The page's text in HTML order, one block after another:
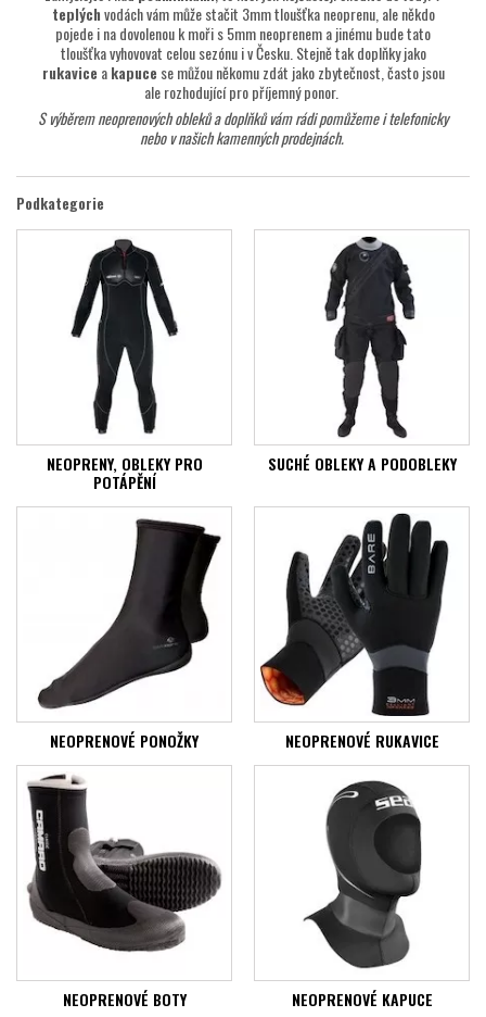
teplýchvodách vám může stačit 3mm tloušťka neoprenu, ale někdo
pojede i na dovolenou k moři s 5mm neoprenem a jinému bude tato
tloušťka vyhovovat celou sezónu i v Česku. Stejně tak doplňky jako
rukavice akapuce se můžou někomu zdát jako zbytečnost, často jsou
ale rozhodující pro příjemný ponor.
S výběrem neoprenových obleků a doplňkůvám rádi pomůžeme i telefonicky
nebo v našich kamenných prodejnách.
Podkategorie
NEOPRENY, OBLEKY PRO
POTÁPĚNÍ
SUCHÉ OBLEKY A PODOBLEKY
NEOPRENOVÉ PONOŽKY NEOPRENOVÉ RUKAVICE
NEOPRENOVÉ BOTY NEOPRENOVÉ KAPUCE